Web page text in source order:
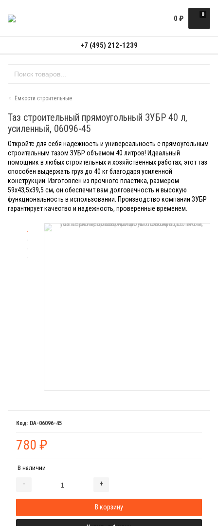
0
0 ₽
+7 (495) 212-1239
Ёмкости строительные
Таз строительный прямоугольный ЗУБР 40 л,
усиленный, 06096-45
Откройте для себя надежность и универсальность с прямоугольным
строительным тазом ЗУБР объемом 40 литров! Идеальный
помощник в любых строительных и хозяйственных работах, этот таз
способен выдержать груз до 40 кг благодаря усиленной
конструкции. Изготовлен из прочного пластика, размером
59х43,5х39,5 см, он обеспечит вам долговечность и высокую
функциональность в использовании. Производство компании ЗУБР
гарантирует качество и надежность, проверенные временем.
DA-06096-45
780 ₽
В наличии
- +
В корзину